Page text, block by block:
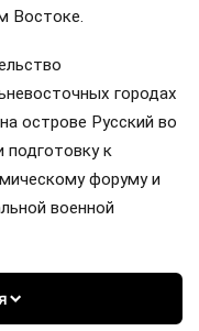
Востоке.
городах
острове Русский во
подготовку к
форуму и
военной